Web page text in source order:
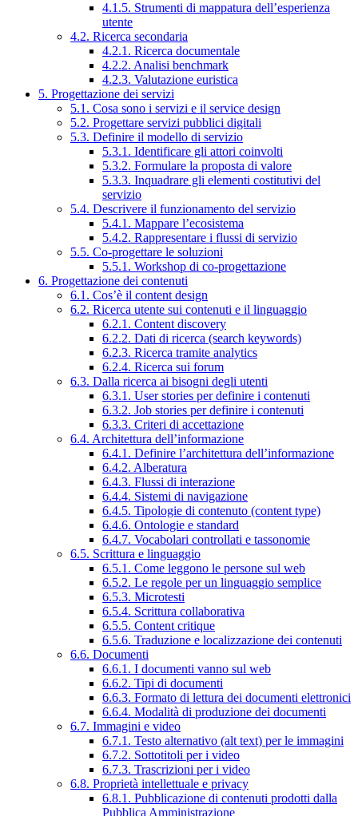
4.1.5. Strumenti di mappatura dell’esperienza
utente
4.2. Ricerca secondaria
4.2.1. Ricerca documentale
4.2.2. Analisi benchmark
4.2.3. Valutazione euristica
5. Progettazione dei servizi
5.1. Cosa sono i servizi e il service design
5.2. Progettare servizi pubblici digitali
5.3. Definire il modello di servizio
5.3.1. Identificare gli attori coinvolti
5.3.2. Formulare la proposta di valore
5.3.3. Inquadrare gli elementi costitutivi del
servizio
5.4. Descrivere il funzionamento del servizio
5.4.1. Mappare l’ecosistema
5.4.2. Rappresentare i flussi di servizio
5.5. Co-progettare le soluzioni
5.5.1. Workshop di co-progettazione
6. Progettazione dei contenuti
6.1. Cos’è il content design
6.2. Ricerca utente sui contenuti e il linguaggio
6.2.1. Content discovery
6.2.2. Dati di ricerca (search keywords)
6.2.3. Ricerca tramite analytics
6.2.4. Ricerca sui forum
6.3. Dalla ricerca ai bisogni degli utenti
6.3.1. User stories per definire i contenuti
6.3.2. Job stories per definire i contenuti
6.3.3. Criteri di accettazione
6.4. Architettura dell’informazione
6.4.1. Definire l’architettura dell’informazione
6.4.2. Alberatura
6.4.3. Flussi di interazione
6.4.4. Sistemi di navigazione
6.4.5. Tipologie di contenuto (content type)
6.4.6. Ontologie e standard
6.4.7. Vocabolari controllati e tassonomie
6.5. Scrittura e linguaggio
6.5.1. Come leggono le persone sul web
6.5.2. Le regole per un linguaggio semplice
6.5.3. Microtesti
6.5.4. Scrittura collaborativa
6.5.5. Content critique
6.5.6. Traduzione e localizzazione dei contenuti
6.6. Documenti
6.6.1. I documenti vanno sul web
6.6.2. Tipi di documenti
6.6.3. Formato di lettura dei documenti elettronici
6.6.4. Modalità di produzione dei documenti
6.7. Immagini e video
6.7.1. Testo alternativo (alt text) per le immagini
6.7.2. Sottotitoli per i video
6.7.3. Trascrizioni per i video
6.8. Proprietà intellettuale e privacy
6.8.1. Pubblicazione di contenuti prodotti dalla
Pubblica Amministrazione